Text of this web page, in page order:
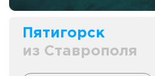
Пятигорск
из Ставрополя